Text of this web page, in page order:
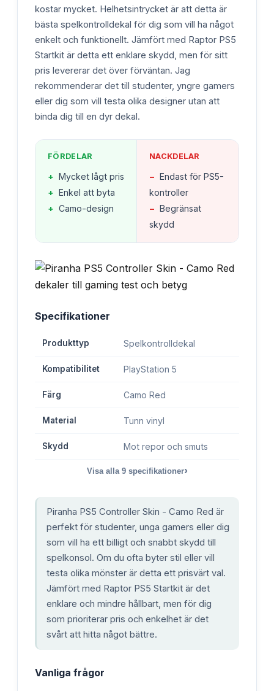
kostar mycket. Helhetsintrycket är att detta är
bästa spelkontrolldekal för dig som vill ha något
enkelt och funktionellt. Jämfört med Raptor PS5
Startkit är detta ett enklare skydd, men för sitt
pris levererar det över förväntan. Jag
rekommenderar det till studenter, yngre gamers
eller dig som vill testa olika designer utan att
binda dig till en dyr dekal.
FÖRDELAR
+ Mycket lågt pris
+ Enkel att byta
+ Camo-design
NACKDELAR
− Endast för PS5-
kontroller
− Begränsat
skydd
Specifikationer
Produkttyp Spelkontrolldekal
Kompatibilitet PlayStation 5
Färg Camo Red
Material Tunn vinyl
Skydd Mot repor och smuts
Visa alla 9specifikationer›
Piranha PS5 Controller Skin - Camo Red är
perfekt för studenter, unga gamers eller dig
som vill ha ett billigt och snabbt skydd till
spelkonsol. Om du ofta byter stil eller vill
testa olika mönster är detta ett prisvärt val.
Jämfört med Raptor PS5 Startkit är det
enklare och mindre hållbart, men för dig
som prioriterar pris och enkelhet är det
svårt att hitta något bättre.
Vanliga frågor